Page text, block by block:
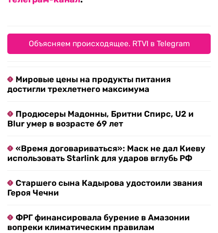
Объясняем происходящее. RTVI в Telegram
Мировые цены на продукты питания
достигли трехлетнего максимума
Продюсеры Мадонны, Бритни Спирс, U2 и
Blur умер в возрасте 69 лет
«Время договариваться»: Маск не дал Киеву
использовать Starlink для ударов вглубь РФ
Старшего сына Кадырова удостоили звания
Героя Чечни
ФРГ финансировала бурение в Амазонии
вопреки климатическим правилам